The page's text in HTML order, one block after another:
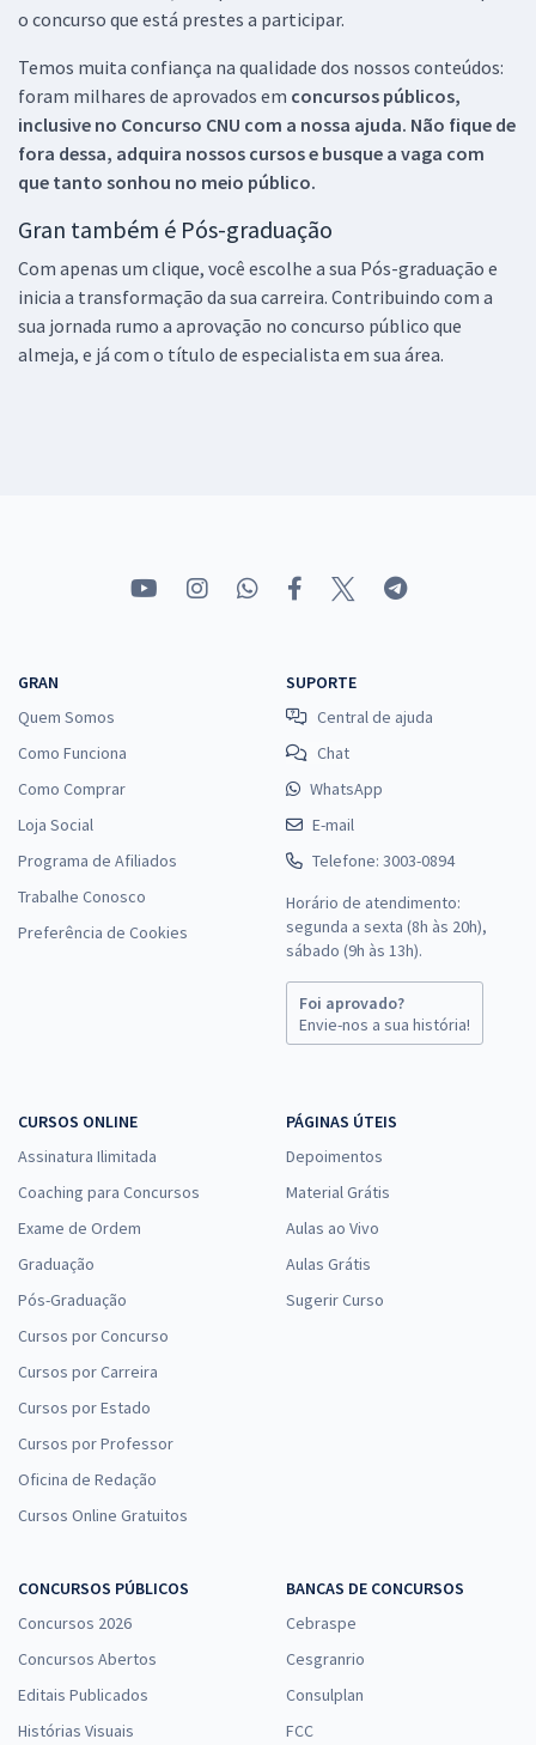
o concurso que está prestes a participar.
Temos muita confiança na qualidade dos nossos conteúdos:
foram milhares de aprovados em concursos públicos,
inclusive no Concurso CNU com a nossa ajuda. Não fique de
fora dessa, adquira nossos cursos e busque a vaga com
que tanto sonhou no meio público.
Gran também é Pós-graduação
Com apenas um clique, você escolhe a sua Pós-graduação e
inicia a transformação da sua carreira. Contribuindo com a
sua jornada rumo a aprovação no concurso público que
almeja, e já com o título de especialista em sua área.
GRAN
Quem Somos
Como Funciona
Como Comprar
Loja Social
Programa de Afiliados
Trabalhe Conosco
Preferência de Cookies
SUPORTE
Central de ajuda
Chat
WhatsApp
E-mail
Telefone: 3003-0894
Horário de atendimento:
segunda a sexta (8h às 20h),
sábado (9h às 13h).
Foi aprovado?
Envie-nos a sua história!
CURSOS ONLINE
Assinatura Ilimitada
Coaching para Concursos
Exame de Ordem
Graduação
Pós-Graduação
Cursos por Concurso
Cursos por Carreira
Cursos por Estado
Cursos por Professor
Oficina de Redação
Cursos Online Gratuitos
PÁGINAS ÚTEIS
Depoimentos
Material Grátis
Aulas ao Vivo
Aulas Grátis
Sugerir Curso
CONCURSOS PÚBLICOS
Concursos 2026
Concursos Abertos
Editais Publicados
Histórias Visuais
BANCAS DE CONCURSOS
Cebraspe
Cesgranrio
Consulplan
FCC